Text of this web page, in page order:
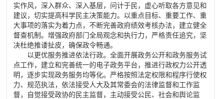
实作风，深入群众、深入基层，问计于民，虚心听取各方意见和
建议，切实提高科学民主决策能力。以重点目标、重要工作、重
大事项的落实为着力点，不断完善政府绩效考核办法，建立健全
督查机制。增强政府部门全局观念和执行力，严格责任追究，坚
决杜绝推诿扯皮，确保政令畅通。
以更优服务推进依法行政。全面开展政务公开和政务服务试
点工作，建立和完善统一的电子政务平台，推进行政权力公开透
明，逐步实现政务服务均等化。严格按照法定权限和程序行使权
力、规范执法，依法接受人大及其常委会的法律监督和工作监
督，自觉接受政协的民主监督，主动接受公民、社会和舆论监